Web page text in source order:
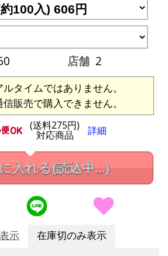
店舗 2
タイムではありません。
販売で購入できません。
(送料275円)
対応商品 詳細
入れる(読込中...)
示 在庫切のみ表示